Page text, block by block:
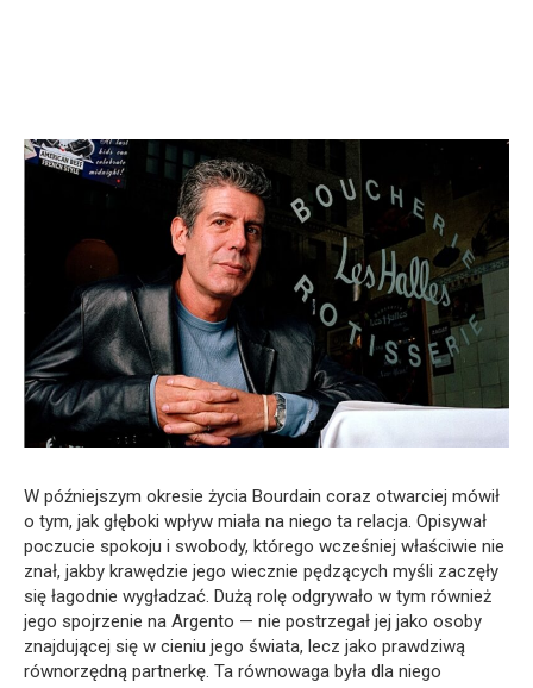
W późniejszym okresie życia Bourdain coraz otwarciej mówił
o tym, jak głęboki wpływ miała na niego ta relacja. Opisywał
poczucie spokoju i swobody, którego wcześniej właściwie nie
znał, jakby krawędzie jego wiecznie pędzących myśli zaczęły
się łagodnie wygładzać. Dużą rolę odgrywało w tym również
jego spojrzenie na Argento — nie postrzegał jej jako osoby
znajdującej się w cieniu jego świata, lecz jako prawdziwą
równorzędną partnerkę. Ta równowaga była dla niego